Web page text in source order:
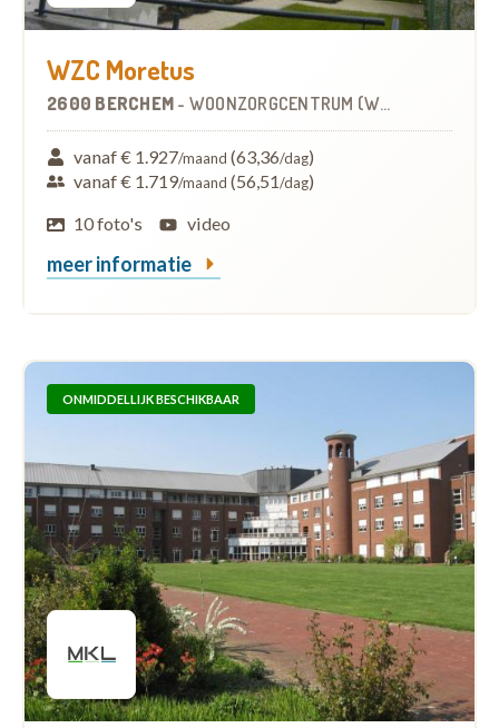
WZC Moretus
2600 BERCHEM - WOONZORGCENTRUM (WZC)
vanaf € 1.927/maand (63,36/dag)
vanaf € 1.719/maand (56,51/dag)
10 foto's
video
meer informatie
ONMIDDELLIJK BESCHIKBAAR